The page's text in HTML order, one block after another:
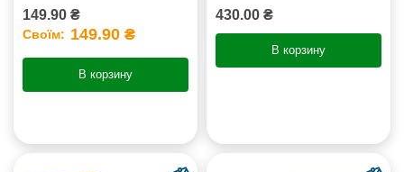
149.90 ₴
Своїм: 149.90 ₴
В корзину
430.00 ₴
В корзину